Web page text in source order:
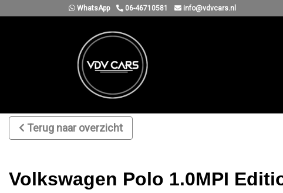
WhatsApp 06-46710581 info@vdvcars.nl
Terug naar overzicht
Volkswagen Polo 1.0MPI